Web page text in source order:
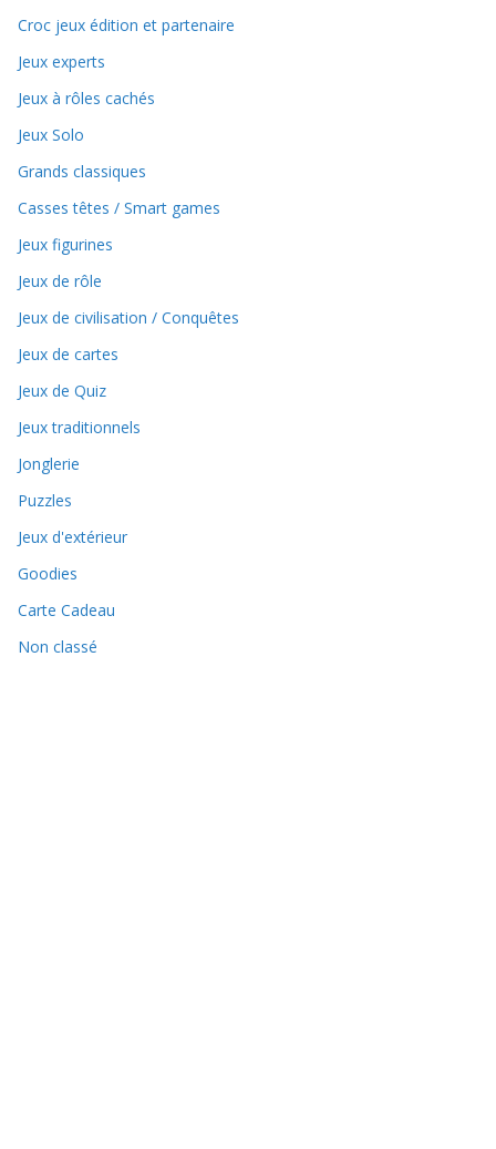
Croc jeux édition et partenaire
Jeux experts
Jeux à rôles cachés
Jeux Solo
Grands classiques
Casses têtes / Smart games
Jeux figurines
Jeux de rôle
Jeux de civilisation / Conquêtes
Jeux de cartes
Jeux de Quiz
Jeux traditionnels
Jonglerie
Puzzles
Jeux d'extérieur
Goodies
Carte Cadeau
Non classé